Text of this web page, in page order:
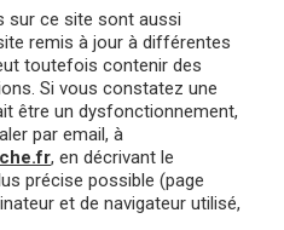
sur ce site sont aussi
remis à jour à différentes
toutefois contenir des
Si vous constatez une
être un dysfonctionnement,
par email, à
, en décrivant le
précise possible (page
et de navigateur utilisé,